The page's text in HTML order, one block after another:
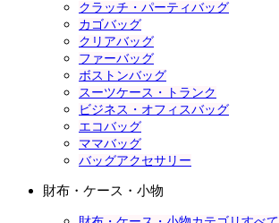
クラッチ・パーティバッグ
カゴバッグ
クリアバッグ
ファーバッグ
ボストンバッグ
スーツケース・トランク
ビジネス・オフィスバッグ
エコバッグ
ママバッグ
バッグアクセサリー
財布・ケース・小物